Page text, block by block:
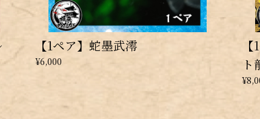
【1ペア】蛇墨武澪
¥6,000